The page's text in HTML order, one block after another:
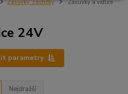
Zásuvky, zástrčky
Zásuvky a vidlice
24V
parametry
Nejdražší